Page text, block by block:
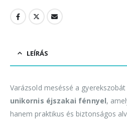
LEÍRÁS
Varázsold meséssé a
unikornis éjszakai fénnyel,
hanem praktikus és biztonságos